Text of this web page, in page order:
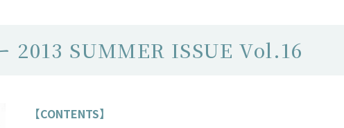
2013 SUMMER ISSUE Vol.16
【CONTENTS】